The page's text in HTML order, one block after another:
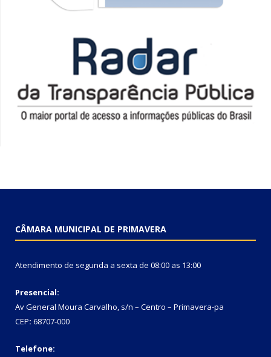
CÂMARA MUNICIPAL DE PRIMAVERA
Atendimento de segunda a sexta de 08:00 as 13:00
Presencial:
Av General Moura Carvalho, s/n – Centro – Primavera-pa
CEP: 68707-000
Telefone: